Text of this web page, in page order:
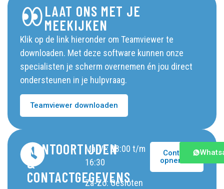
LAAT ONS MET JE
MEEKIJKEN
Klik op de link hieronder om Teamviewer te
downloaden. Met deze software kunnen onze
specialisten je scherm overnemen én jou direct
ondersteunen in je hulpvraag.
Teamviewer downloaden
KANTOORTIJDEN
&
CONTACTGEGEVENS
Ma-Vr: 08:00 t/m
16:30
Za-Zo: Gesloten
Contact
opnemen